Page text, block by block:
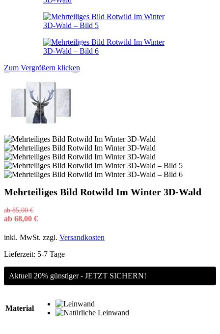
Zum Vergrößern klicken
Mehrteiliges Bild Rotwild Im Winter 3D-Wald
ab85,00€
ab 68,00 €
inkl. MwSt. zzgl. Versandkosten
Lieferzeit: 5-7 Tage
Aktuell 20% günstiger - JETZT SICHERN!
Material